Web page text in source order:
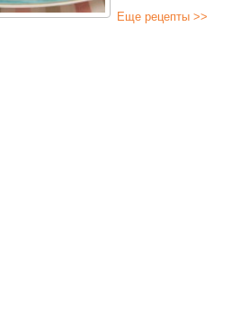
Еще рецепты >>